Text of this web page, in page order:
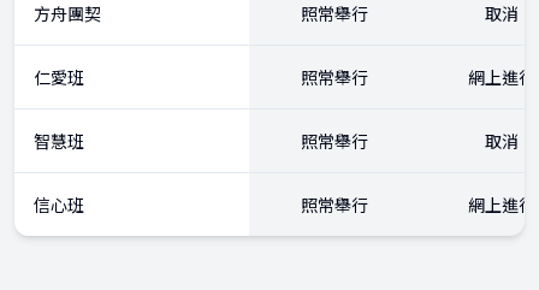
方舟團契 照常舉行 取消
仁愛班 照常舉行 網上進行
智慧班 照常舉行 取消
信心班 照常舉行 網上進行